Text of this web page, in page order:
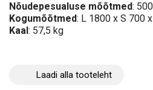
Nõudepesualuse mõõtmed:
Kogumõõtmed: L 1800 x S 700
Kaal : 57,5 kg
Laadi alla tooteleht